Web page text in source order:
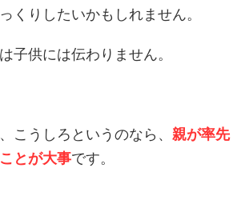
くりしたいかもしれません。
子供には伝わりません。
こうしろというのなら、 親が率先
とが大事です。